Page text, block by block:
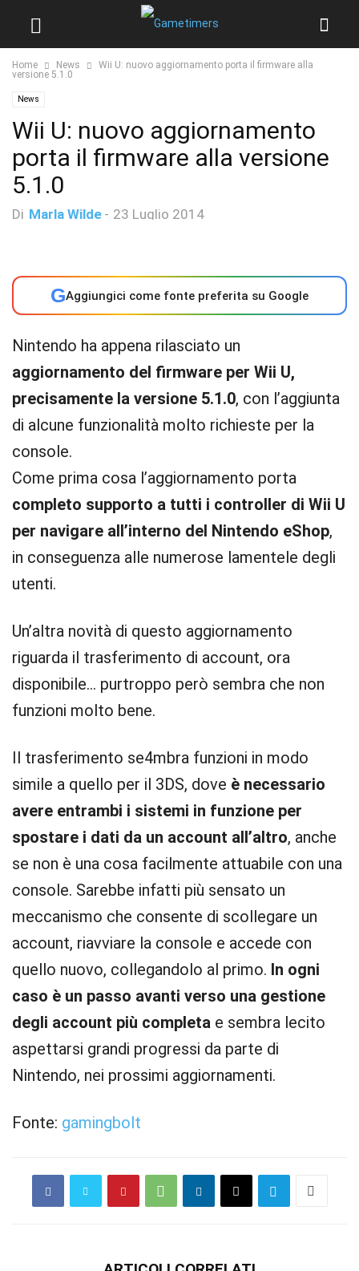
Home News
Wii U: nuovo aggiornamento porta il firmware alla
versione 5.1.0
News
Wii U: nuovo aggiornamento
porta il firmware alla versione
5.1.0
Di Marla Wilde - 23 Luglio 2014
GAggiungici come fonte preferita su Google
Nintendo ha appena rilasciato un
aggiornamento del firmware per Wii U,
precisamente la versione 5.1.0, con l’aggiunta
di alcune funzionalità molto richieste per la
console.
Come prima cosa l’aggiornamento porta
completo supporto a tutti i controller di Wii U
per navigare all’interno del Nintendo eShop,
in conseguenza alle numerose lamentele degli
utenti.
Un’altra novità di questo aggiornamento
riguarda il trasferimento di account, ora
disponibile… purtroppo però sembra che non
funzioni molto bene.
Il trasferimento se4mbra funzioni in modo
simile a quello per il 3DS, dove è necessario
avere entrambi i sistemi in funzione per
spostare i dati da un account all’altro, anche
se non è una cosa facilmente attuabile con una
console. Sarebbe infatti più sensato un
meccanismo che consente di scollegare un
account, riavviare la console e accede con
quello nuovo, collegandolo al primo. In ogni
caso è un passo avanti verso una gestione
degli account più completa e sembra lecito
aspettarsi grandi progressi da parte di
Nintendo, nei prossimi aggiornamenti.
Fonte: gamingbolt